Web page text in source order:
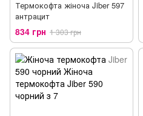
Термокофта жіноча Jiber 597
антрацит
834 грн 1 303 грн